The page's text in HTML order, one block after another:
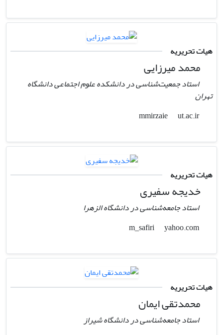
هیات تحریریه
محمد میرزایی
استاد جمعیت‌شناسی در دانشکده علوم اجتماعی دانشگاه
تهران
mmirzaie
ut.ac.ir
هیات تحریریه
خدیجه سفیری
استاد جامعه‌شناسی در دانشگاه الزهرا
yahoo.com
هیات تحریریه
محمدتقی ایمان
استاد جامعه‌شناسی در دانشگاه شیراز